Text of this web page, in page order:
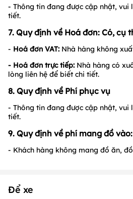
- Thông tin đang được cập nhật, vui
tiết.
7. Quy định về Hoá đơn: Có, cụ
- Hoá đơn VAT: Nhà hàng không
- Hoá đơn trực tiếp: Nhà hàng có
lòng liên hệ để biết chi tiết.
8. Quy định về Phí phục vụ
- Thông tin đang được cập nhật, vui
tiết.
9. Quy định về phí mang đồ
- Khách hàng không mang đồ ăn,
Để xe